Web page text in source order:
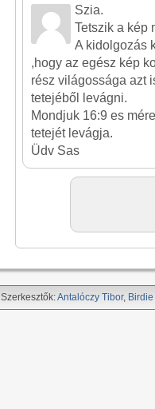
Szia.
Tetszik a kép
A kidolgozás
,hogy az egész kép
rész világossága azt
tetejéből levágni.
Mondjuk 16:9 es
tetejét levágja.
Üdv Sas
Szerkesztők:Antalóczy Tibor, Birdie